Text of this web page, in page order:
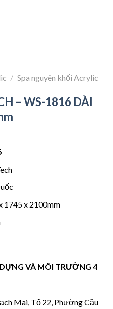
/ Spa nguyên khối Acrylic
– WS-1816 DÀI
1745 x 2100mm
VÀ MÔI TRƯỜNG 4
Mai, Tổ 22, Phường Cầu